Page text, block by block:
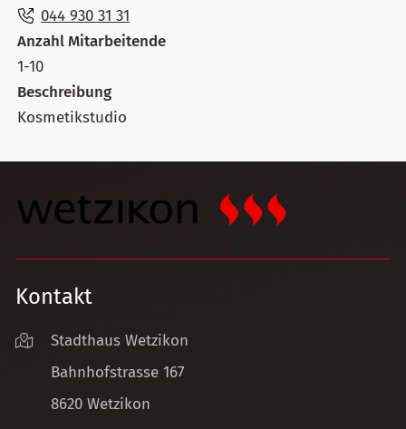
044 930 31 31
Anzahl Mitarbeitende
1-10
Beschreibung
Kosmetikstudio
Kontakt
Stadthaus Wetzikon
Bahnhofstrasse 167
8620 Wetzikon